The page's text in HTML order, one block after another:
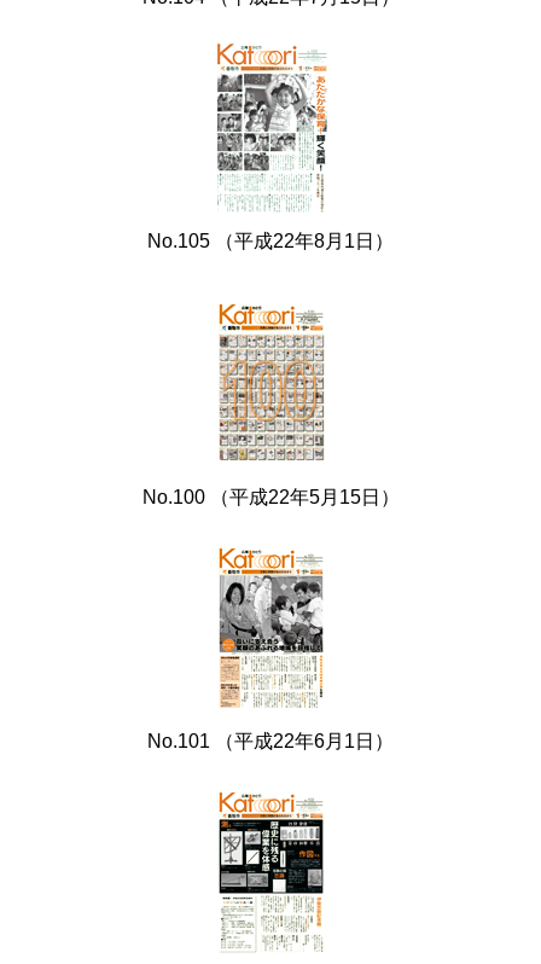
No.105 （平成22年8月1日）
No.100 （平成22年5月15日）
No.101 （平成22年6月1日）